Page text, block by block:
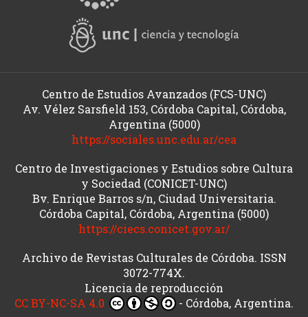
Centro de Estudios Avanzados (FCS-UNC)
Av. Vélez Sarsfield 153, Córdoba Capital, Córdoba,
Argentina (5000)
https://sociales.unc.edu.ar/cea
Centro de Investigaciones y Estudios sobre Cultura
y Sociedad (CONICET-UNC)
Bv. Enrique Barros s/n, Ciudad Universitaria.
Córdoba Capital, Córdoba, Argentina (5000)
https://ciecs.conicet.gov.ar/
Archivo de Revistas Culturales de Córdoba. ISSN
3072-774X.
Licencia de reproducción
CC BY-NC-SA 4.0
- Córdoba, Argentina.